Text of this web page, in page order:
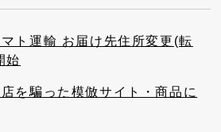
マト運輸 お届け先住所変更(転
始
を騙った模倣サイト・商品に